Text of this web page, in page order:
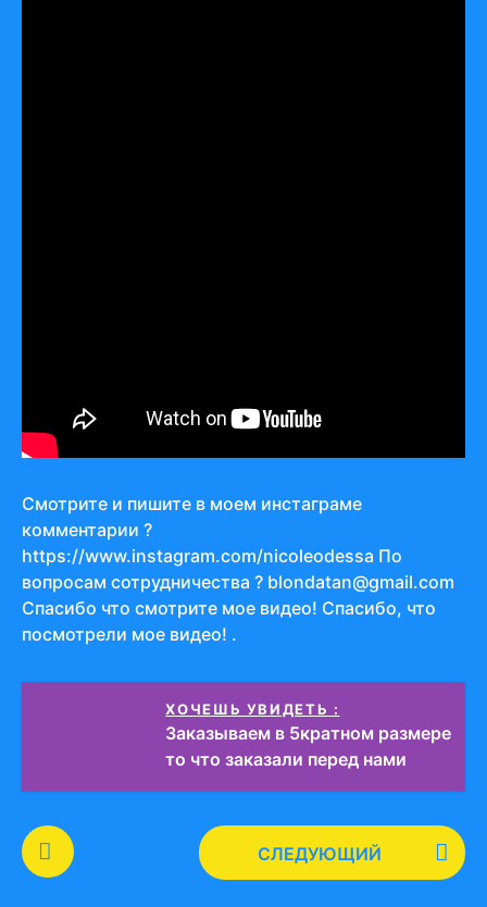
Смотрите и пишите в моем инстаграме
комментарии ?
https://www.instagram.com/nicoleodessa По
вопросам сотрудничества ? blondatan@gmail.com
Спасибо что смотрите мое видео! Спасибо, что
посмотрели мое видео! .
ХОЧЕШЬ УВИДЕТЬ :
Заказываем в 5кратном размере
то что заказали перед нами
P
o
СЛЕДУЮЩИЙ